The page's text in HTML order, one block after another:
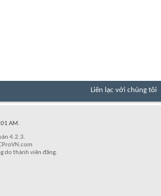
Liên lạc với chúng tôi
AM.
4.2.3.
do thành viên đăng.